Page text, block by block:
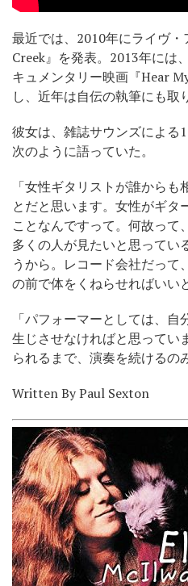
最近では、2010年にライヴ
Creek』を発表。2013年には
キュメンタリー映画『Hear
し、近年は自伝の執筆にも取
彼女は、雑誌サウンズによる
次のように語っていた。
「女性ギタリストが誰から
とだと思います。女性がギタ
ことなんですって。何故って
多くの人が見たいと思ってい
うから。レコード会社だって
の前で体をくねらせればいい
「パフォーマーとしては、
生じさせなければと思ってい
られるまで、演奏を続けるの
Written By Paul Sexton